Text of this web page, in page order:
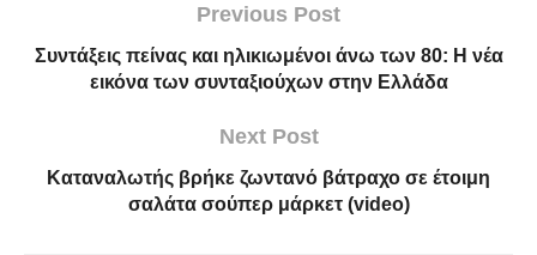
Previous Post
Συντάξεις πείνας και ηλικιωμένοι άνω των 80: Η νέα
εικόνα των συνταξιούχων στην Ελλάδα
Next Post
Καταναλωτής βρήκε ζωντανό βάτραχο σε έτοιμη
σαλάτα σούπερ μάρκετ (video)